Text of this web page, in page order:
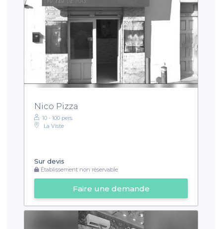
Nico Pizza
10 - 100 pers.
La Viste
Sur devis
Établissement non réservable
Faire une demande